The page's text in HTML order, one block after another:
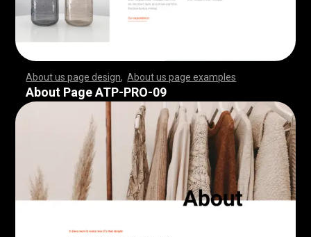
About us page design ,About us page examples
,,,,,,,,,,,,,,,,,,,,,,,, ,,,,,,,,,,,,,,,,,,,,,,,,,,,
,,,,,,,,,,,,,,,,,,,,,,,, ,,,,,,,,,,,,,,,,,,,,,,,,,,,
,,,,,,,,,,,,,,,,,,,,,,,, ,,,,,,,,,,,,,,,,,,,,,,,,,,,
,,,,,,,,,,,,,,,,,,,,,,,, ,,,,,,,,,,,,,,,,,,,,,,,,,,,
,,,,,,,,,,,,,,,,,,,,,,,, ,,,,,,,,,,,,,,,,,,,,,,,,,,,
,,,,,,,,,,,,,,,,,,,,,,,, ,,,,,,,,,,,,,,,,,,,,,,,,,,,
,,,,,,,,,,,,,,,,,,,,,,,, ,,,,,,,,,,,,,,,,,,,,,,,,,,,
,,,,,,,,,,,,,,,,,,,,,,,, ,,,,,,,,,,,,
About Page ATP-PRO-09